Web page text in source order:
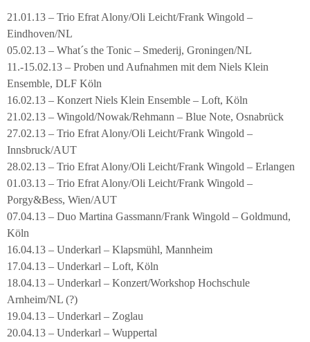
21.01.13 – Trio Efrat Alony/Oli Leicht/Frank Wingold –
Eindhoven/NL
05.02.13 – What´s the Tonic – Smederij, Groningen/NL
11.-15.02.13 – Proben und Aufnahmen mit dem Niels Klein
Ensemble, DLF Köln
16.02.13 – Konzert Niels Klein Ensemble – Loft, Köln
21.02.13 – Wingold/Nowak/Rehmann – Blue Note, Osnabrück
27.02.13 – Trio Efrat Alony/Oli Leicht/Frank Wingold –
Innsbruck/AUT
28.02.13 – Trio Efrat Alony/Oli Leicht/Frank Wingold – Erlangen
01.03.13 – Trio Efrat Alony/Oli Leicht/Frank Wingold –
Porgy&Bess, Wien/AUT
07.04.13 – Duo Martina Gassmann/Frank Wingold – Goldmund,
Köln
16.04.13 – Underkarl – Klapsmühl, Mannheim
17.04.13 – Underkarl – Loft, Köln
18.04.13 – Underkarl – Konzert/Workshop Hochschule
Arnheim/NL (?)
19.04.13 – Underkarl – Zoglau
20.04.13 – Underkarl – Wuppertal